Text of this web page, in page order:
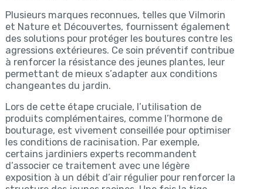
Plusieurs marques reconnues, telles que Vilmorin
et Nature et Découvertes, fournissent également
des solutions pour protéger les boutures contre les
agressions extérieures. Ce soin préventif contribue
à renforcer la résistance des jeunes plantes, leur
permettant de mieux s’adapter aux conditions
changeantes du jardin.
Lors de cette étape cruciale, l’utilisation de
produits complémentaires, comme l’hormone de
bouturage, est vivement conseillée pour optimiser
les conditions de racinisation. Par exemple,
certains jardiniers experts recommandent
d’associer ce traitement avec une légère
exposition à un débit d’air régulier pour renforcer la